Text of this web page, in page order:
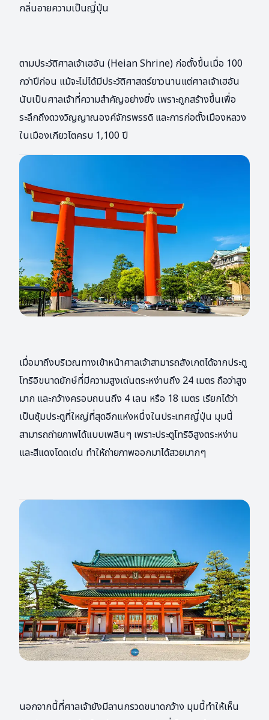
กลิ่นอายความเป็นญี่ปุ่น
ตามประวัติศาลเจ้าเฮอัน (Heian Shrine) ก่อตั้งขึ้นเมื่อ 100
กว่าปีก่อน แม้จะไม่ได้มีประวัติศาสตร์ยาวนานแต่ศาลเจ้าเฮอัน
นับเป็นศาลเจ้าที่ความสำคัญอย่างยิ่ง เพราะถูกสร้างขึ้นเพื่อ
ระลึกถึงดวงวิญญาณองค์จักรพรรดิ และการก่อตั้งเมืองหลวง
ในเมืองเกียวโตครบ 1,100 ปี
เมื่อมาถึงบริเวณทางเข้าหน้าศาลเจ้าสามารถสังเกตได้จากประตู
โทริอิขนาดยักษ์ที่มีความสูงเด่นตระหง่านถึง 24 เมตร ถือว่าสูง
มาก และกว้างครอบถนนถึง 4 เลน หรือ 18 เมตร เรียกได้ว่า
เป็นซุ้มประตูที่ใหญ่ที่สุดอีกแห่งหนึ่งในประเทศญี่ปุ่น มุมนี้
สามารถถ่ายภาพได้แบบเพลินๆ เพราะประตูโทริอิสูงตระหง่าน
และสีแดงโดดเด่น ทำให้ถ่ายภาพออกมาได้สวยมากๆ
นอกจากนี้ที่ศาลเจ้ายังมีลานกรวดขนาดกว้าง มุมนี้ทำให้เห็น